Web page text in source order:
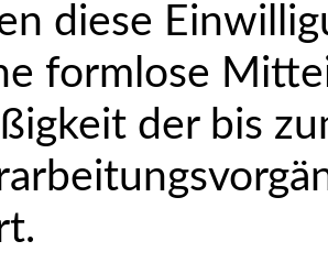
diese
formlose
der bis